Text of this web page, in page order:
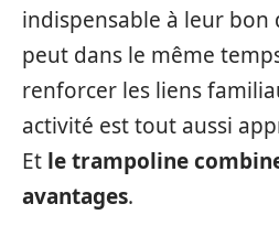
indispensable à leur
peut dans le même
renforcer les liens
activité est tout aussi
Et le trampoline
avantages.